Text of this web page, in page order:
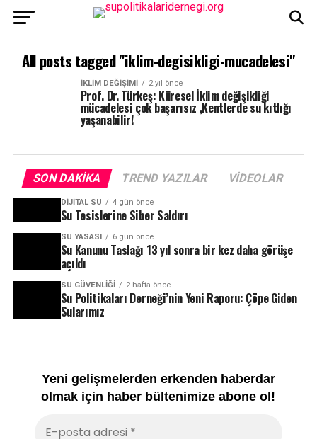
All posts tagged "iklim-degisikligi-mucadelesi"
İKLIM DEĞIŞIMI 2 yıl önce
Prof. Dr. Türkeş: Küresel İklim değişikliği
mücadelesi çok başarısız ,Kentlerde su kıtlığı
yaşanabilir!
SON DAKIKA TREND YAZILAR VIDEOLAR
DIJITAL SU 4 gün önce
Su Tesislerine Siber Saldırı
SU YASASI 6 gün önce
Su Kanunu Taslağı 13 yıl sonra bir kez daha görüşe
açıldı
SU GÜVENLIĞI 2 hafta önce
Su Politikaları Derneği’nin Yeni Raporu: Çöpe Giden
Sularımız
Yeni gelişmelerden erkenden haberdar
olmak için haber bültenimize abone ol!